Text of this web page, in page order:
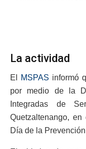
La actividad
El MSPAS informó
por medio de la
Integradas de
Quetzaltenango,
Día de la